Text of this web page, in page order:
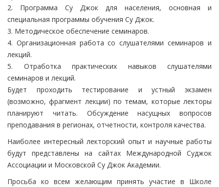
2. Программа Су Джок для населения, основная и
специальная программы обучения Су Джок.
3. Методическое обеспечение семинаров.
4. Организационная работа со слушателями семинаров и
лекций.
5. Отработка практических навыков слушателями
семинаров и лекций.
Будет проходить тестирование и устный экзамен
(возможно, фрагмент лекции) по темам, которые лекторы
планируют читать. Обсуждение насущных вопросов
преподавания в регионах, отчетности, контроля качества.
Наиболее интересный лекторский опыт и научные работы
будут представлены на сайтах Международной Суджок
Ассоциации и Московской Су Джок Академии.
Просьба ко всем желающим принять участие в Школе